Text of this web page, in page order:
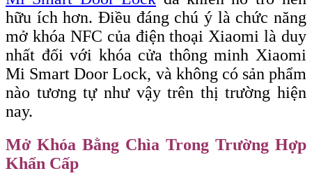
hữu ích hơn. Điều đáng chú ý là chức năng
mở khóa NFC của điện thoại Xiaomi là duy
nhất đối với khóa cửa thông minh Xiaomi
Mi Smart Door Lock, và không có sản phẩm
nào tương tự như vậy trên thị trường hiện
nay.
Mở Khóa Bằng Chìa Trong Trường Hợp
Khẩn Cấp